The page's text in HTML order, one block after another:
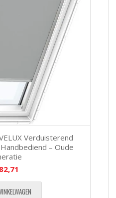
Verduisterend
– Oude